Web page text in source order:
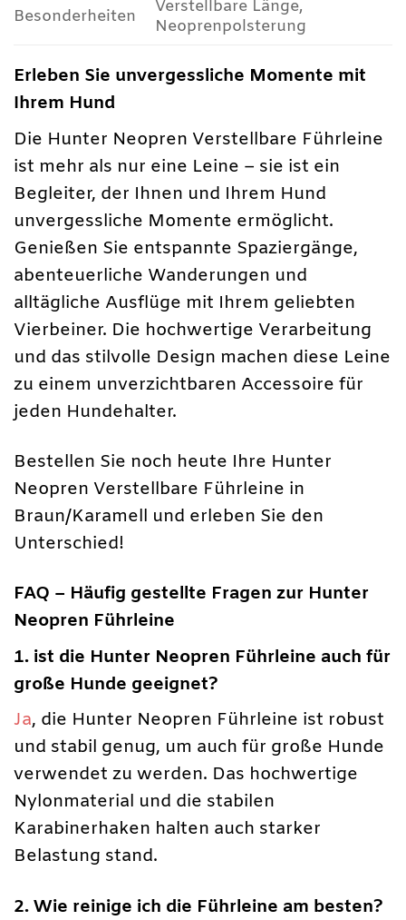
Besonderheiten
Verstellbare Länge,
Neoprenpolsterung
Erleben Sie unvergessliche Momente mit
Ihrem Hund
Die Hunter Neopren Verstellbare Führleine
ist mehr als nur eine Leine – sie ist ein
Begleiter, der Ihnen und Ihrem Hund
unvergessliche Momente ermöglicht.
Genießen Sie entspannte Spaziergänge,
abenteuerliche Wanderungen und
alltägliche Ausflüge mit Ihrem geliebten
Vierbeiner. Die hochwertige Verarbeitung
und das stilvolle Design machen diese Leine
zu einem unverzichtbaren Accessoire für
jeden Hundehalter.
Bestellen Sie noch heute Ihre Hunter
Neopren Verstellbare Führleine in
Braun/Karamell und erleben Sie den
Unterschied!
FAQ – Häufig gestellte Fragen zur Hunter
Neopren Führleine
1. ist die Hunter Neopren Führleine auch für
große Hunde geeignet?
Ja, die Hunter Neopren Führleine ist robust
und stabil genug, um auch für große Hunde
verwendet zu werden. Das hochwertige
Nylonmaterial und die stabilen
Karabinerhaken halten auch starker
Belastung stand.
2. Wie reinige ich die Führleine am besten?